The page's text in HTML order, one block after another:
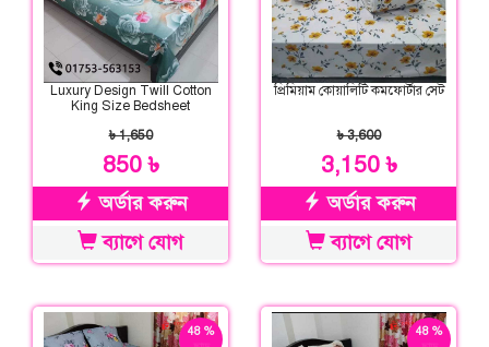
Luxury Design Twill Cotton
King Size Bedsheet
৳ 1,650
850 ৳
অর্ডার করুন
ব্যাগে যোগ
প্রিমিয়াম কোয়ালিটি কমফোর্টার সেট
৳ 3,600
3,150 ৳
অর্ডার করুন
ব্যাগে যোগ
48 %
48 %